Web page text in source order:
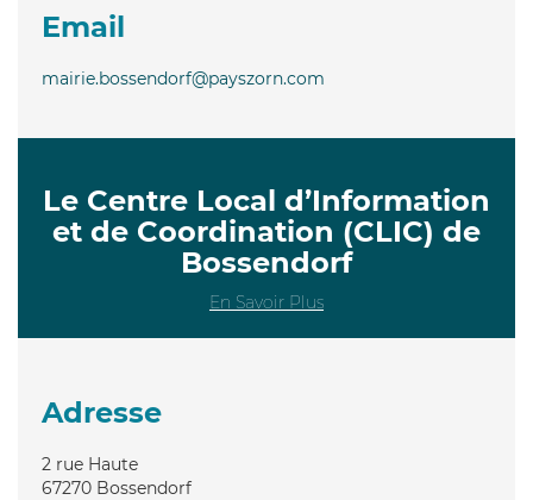
Email
mairie.bossendorf@payszorn.com
Le Centre Local d’Information
et de Coordination (CLIC) de
Bossendorf
En Savoir Plus
Adresse
2 rue Haute
67270 Bossendorf